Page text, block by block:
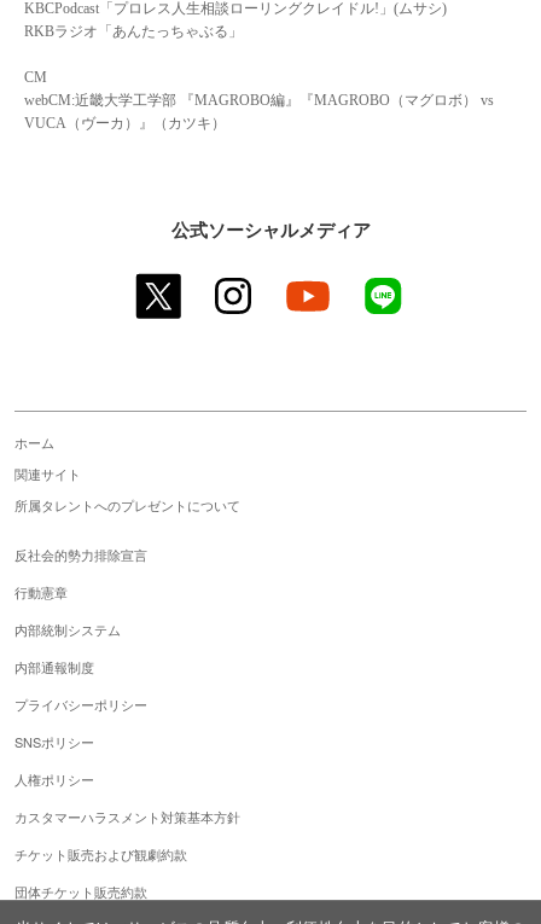
KBCPodcast「プロレス人生相談ローリングクレイドル!」(ムサシ)
RKBラジオ「あんたっちゃぶる」
CM
webCM:近畿大学工学部 『MAGROBO編』『MAGROBO（マグロボ） vs
VUCA（ヴーカ）』（カツキ）
公式ソーシャルメディア
twitter instagram youtube
ホーム
関連サイト
所属タレントへのプレゼントについて
反社会的勢力排除宣言
行動憲章
内部統制システム
内部通報制度
プライバシーポリシー
SNSポリシー
人権ポリシー
カスタマーハラスメント対策基本方針
チケット販売および観劇約款
団体チケット販売約款